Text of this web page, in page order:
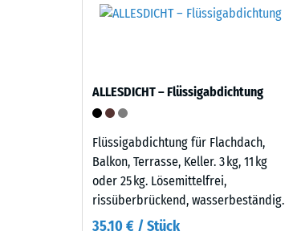
Dieses
aufgebaut.
Die
ca.
mm
starke
ALLESDICHT – Flüssigabdichtung
Flüssigabdichtung für Flachdach,
Balkon, Terrasse, Keller. 3 kg, 11 kg
oder 25 kg. Lösemittelfrei,
rissüberbrückend, wasserbeständig.
35,10 € / Stück